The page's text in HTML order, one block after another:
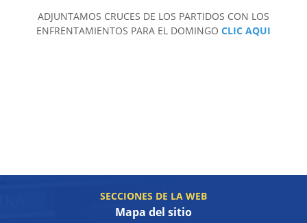
ADJUNTAMOS CRUCES DE LOS PARTIDOS CON LOS
ENFRENTAMIENTOS PARA EL DOMINGO CLIC AQUI
SECCIONES DE LA WEB
Mapa del sitio